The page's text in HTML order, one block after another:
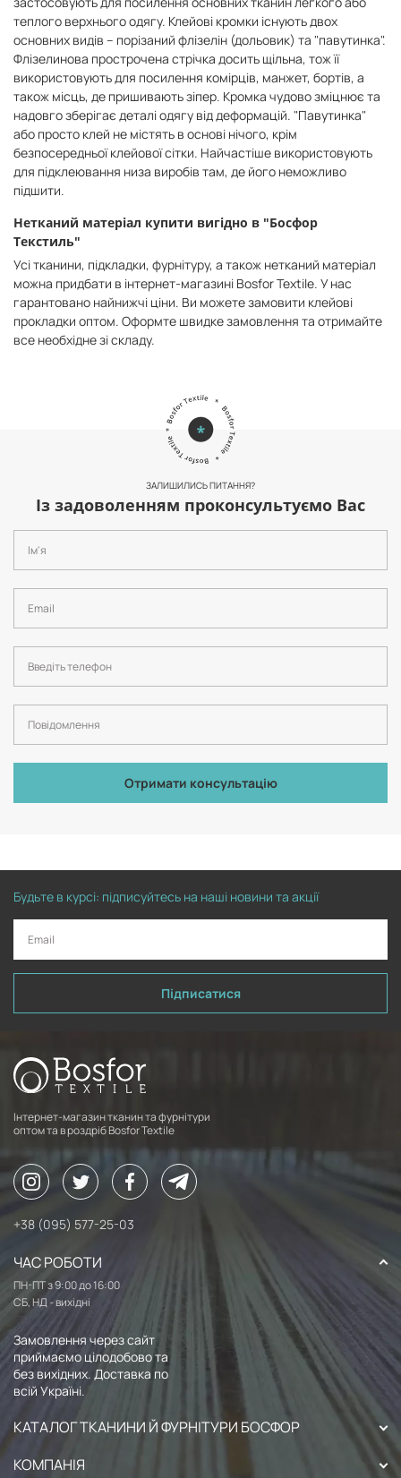
теплого верхнього одягу. Клейові кромки існують двох
основних видів – порізаний флізелін (дольовик) та "павутинка".
Флізелинова прострочена стрічка досить щільна, тож її
використовують для посилення комірців, манжет, бортів, а
також місць, де пришивають зіпер. Кромка чудово зміцнює та
надовго зберігає деталі одягу від деформацій. "Павутинка"
або просто клей не містять в основі нічого, крім
безпосередньої клейової сітки. Найчастіше використовують
для підклеювання низа виробів там, де його неможливо
підшити.
Нетканий матеріал купити вигідно в "Босфор
Текстиль"
Усі тканини, підкладки, фурнітуру, а також нетканий матеріал
можна придбати в інтернет-магазині Bosfor Textile. У нас
гарантовано найнижчі ціни. Ви можете замовити клейові
прокладки оптом. Оформте швидке замовлення та отримайте
все необхідне зі складу.
ЗАЛИШИЛИСЬ ПИТАННЯ?
Із задоволенням проконсультуємо Вас
Отримати консультацію
Будьте в курсі: підписуйтесь на наші новини та акції
Підписатися
Інтернет-магазин тканин та фурнітури
оптом та в роздріб Bosfor Textile
+38 (095) 577-25-03
ЧАС РОБОТИ
ПН-ПТ з 9:00 до 16:00
СБ, НД - вихідні
Замовлення через сайт
приймаємо цілодобово та
без вихідних. Доставка по
всій Україні.
КАТАЛОГ ТКАНИНИ Й ФУРНІТУРИ БОСФОР
КОМПАНІЯ